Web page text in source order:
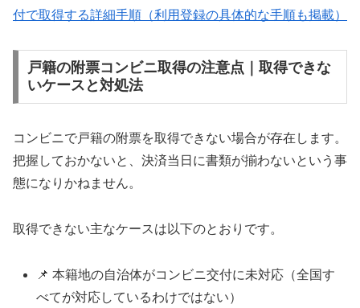
付で取得する詳細手順（利用登録の具体的な手順も掲載）
戸籍の附票コンビニ取得の注意点｜取得できな
いケースと対処法
コンビニで戸籍の附票を取得できない場合が存在します。
把握しておかないと、決済当日に書類が揃わないという事
態になりかねません。
取得できない主なケースは以下のとおりです。
📌 本籍地の自治体がコンビニ交付に未対応（全国す
べてが対応しているわけではない）